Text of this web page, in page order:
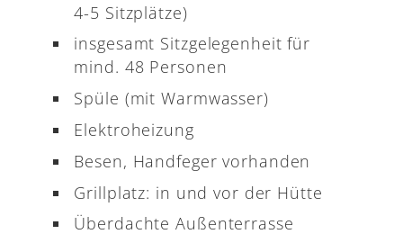
4-5 Sitzplätze)
insgesamt Sitzgelegenheit für
mind. 48 Personen
Spüle (mit Warmwasser)
Elektroheizung
Besen, Handfeger vorhanden
Grillplatz: in und vor der Hütte
Überdachte Außenterrasse